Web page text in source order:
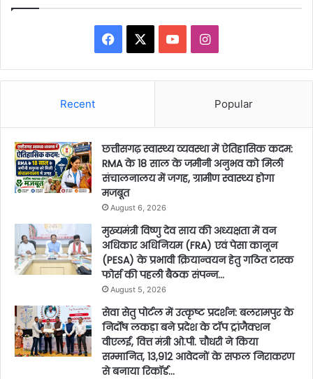
Facebook YouTubeInstagram
Recent Popular
छत्तीसगढ़ स्वास्थ्य व्यवस्था में ऐतिहासिक कदम:
RMA के 18 साल के जमीनी अनुभव को मिली
संचालनालय में जगह, ग्रामीण स्वास्थ्य होगा
मजबूत
August 6, 2026
मुख्यमंत्री विष्णु देव साय की अध्यक्षता में वन
अधिकार अधिनियम (FRA) एवं पेसा कानून
(PESA) के प्रभावी क्रियान्वयन हेतु गठित टास्क
फोर्स की पहली बैठक संपन्न…
August 5, 2026
सेवा सेतु पोर्टल में उत्कृष्ट प्रदर्शन: बलरामपुर के
निर्दोष लकड़ा बने प्रदेश के टॉप ट्रांजैक्शन
वीएलई, वित्त मंत्री ओ.पी. चौधरी ने किया
सम्मानित, 13,912 आवेदनों के सफल निराकरण
से बनाया रिकॉर्ड…